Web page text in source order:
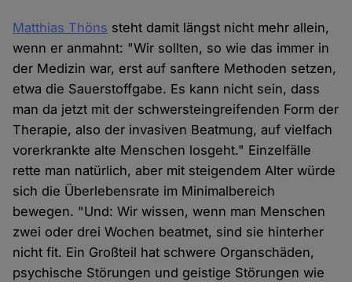
Matthias Thöns steht damit längst nicht mehr allein,
wenn er anmahnt: "Wir sollten, so wie das immer in
der Medizin war, erst auf sanftere Methoden setzen,
etwa die Sauerstoffgabe. Es kann nicht sein, dass
man da jetzt mit der schwersteingreifenden Form der
Therapie, also der invasiven Beatmung, auf vielfach
vorerkrankte alte Menschen losgeht." Einzelfälle
rette man natürlich, aber mit steigendem Alter würde
sich die Überlebensrate im Minimalbereich
bewegen. "Und: Wir wissen, wenn man Menschen
zwei oder drei Wochen beatmet, sind sie hinterher
nicht fit. Ein Großteil hat schwere Organschäden,
psychische Störungen und geistige Störungen wie